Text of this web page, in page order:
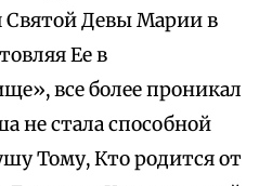
Святой Девы Марии в
Ее в
все более проникал
не стала способной
Тому, Кто родится от